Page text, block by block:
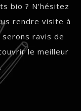
bio ? N'hésitez
rendre visite à
ravis de
le meilleur